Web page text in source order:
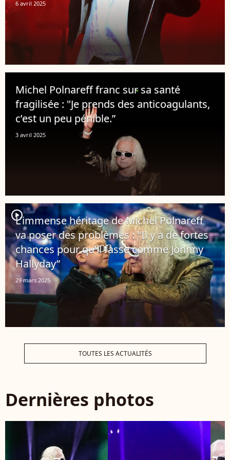
6 avril 2025
Michel Polnareff franc sur sa santé
fragilisée : "Je prends des anticoagulants,
c’est un peu pénible.”
3 avril 2025
player2
L'immense héritage de Michel Polnareff
va poser des problèmes : "Il y a de fortes
chances pour qu’il fasse comme Johnny
Hallyday”
29 mars 2025
TOUTES LES ACTUALITÉS
Dernières photos